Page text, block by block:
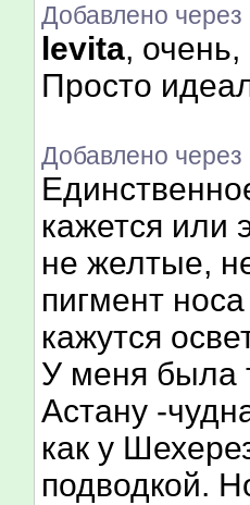
Добавлено
levita,
Просто
Добавлено через
кажется или
не желтые,
пигмент
кажутся
У меня была
Астану -
как у
подводкой.